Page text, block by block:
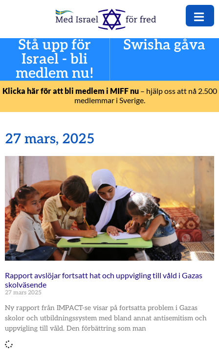
Stå upp för
Israel - bli
medlem nu!
Swisha gåva
Klicka här för att bli medlem i MIFF nu– hjälp oss att nå 2.500
medlemmar i Sverige.
27 mars, 2025
Rapport avslöjar fortsatt hat och uppvigling till våld i Gazas
skolväsende
27 mars 2025
Ny rapport från IMPACT-se visar på fortsatta problem i Gazas
skolor och utbildningssystem med bland annat antisemitism och
uppvigling till våld. Den förbättring som man